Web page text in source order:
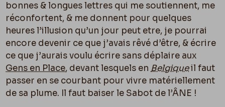
bonnes & longues lettres qui me soutiennent, me
réconfortent, & me donnent pour quelques
heures l’illusion qu’un jour peut etre, je pourrai
encore devenir ce que j’avais rêvé d’être, & écrire
ce que j’aurais voulu écrire sans déplaire aux
Gens en Place, devant lesquels enBelgiqueil faut
passer en se courbant pour vivre matériellement
de sa plume. Il faut baiser le Sabot de l’ÂNE !